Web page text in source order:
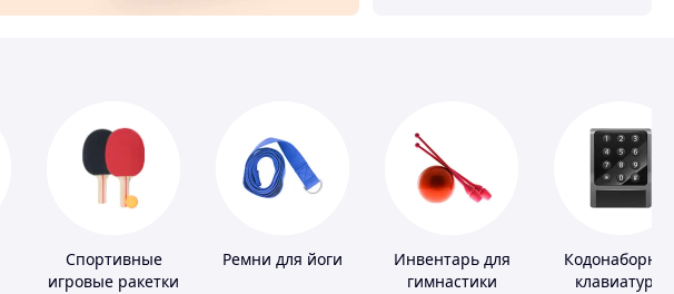
Спортивные
игровые ракетки
Ремни для йоги
Инвентарь для
гимнастики
клавиатуры